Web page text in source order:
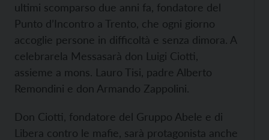
ultimi scomparso due anni fa, fondatore del
Punto d’Incontro a Trento, che ogni giorno
accoglie persone in difficoltà e senza dimora. A
celebrarela Messasarà don Luigi Ciotti,
assieme a mons. Lauro Tisi, padre Alberto
Remondini e don Armando Zappolini.
Don Ciotti, fondatore del Gruppo Abele e di
Libera contro le mafie, sarà protagonista anche